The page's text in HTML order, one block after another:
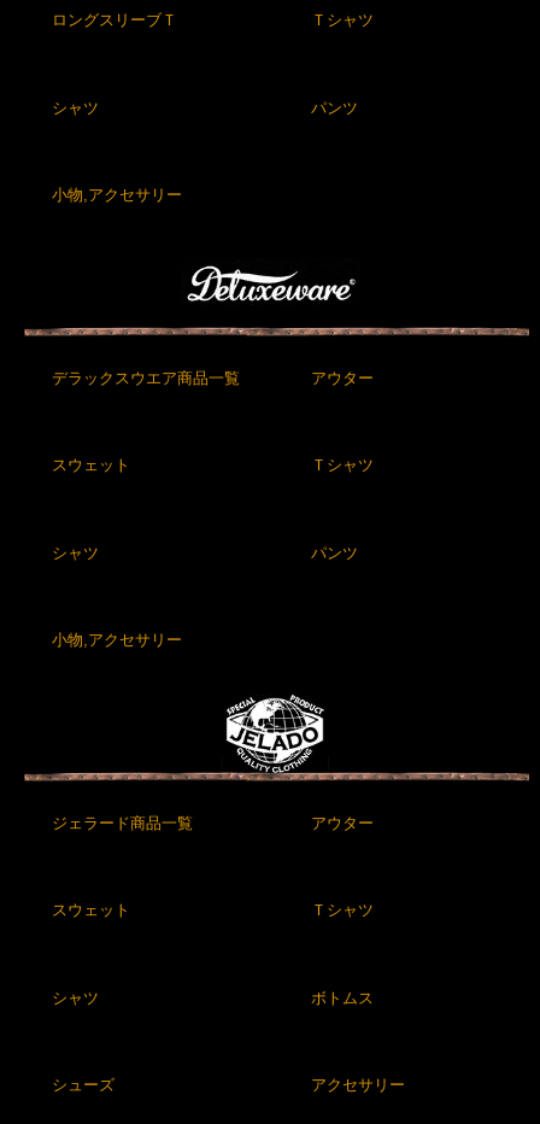
ロングスリーブＴ Ｔシャツ
シャツ パンツ
小物,アクセサリー
デラックスウエア商品一覧 アウター
スウェット Ｔシャツ
シャツ パンツ
小物,アクセサリー
ジェラード商品一覧 アウター
スウェット Ｔシャツ
シャツ ボトムス
シューズ アクセサリー